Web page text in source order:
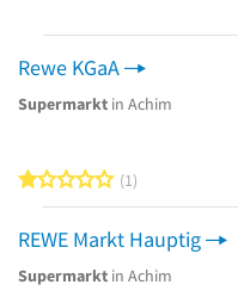
Rewe KGaA
Supermarkt in Achim
1 von 5 Sternen
1
REWE Markt Hauptig
Supermarkt in Achim